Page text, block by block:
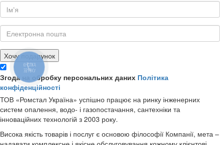
Хочу подарунок
Згода на обробку персональних даних Політика
конфіденційності
ТОВ «Ромстал Україна» успішно працює на ринку інженерних
систем опалення, водо- і газопостачання, сантехніки та
інноваційних технологій з 2003 року.
Висока якість товарів і послуг є основою філософії Компанії, мета –
КНОПКА
ЗВ'ЯЗКУ